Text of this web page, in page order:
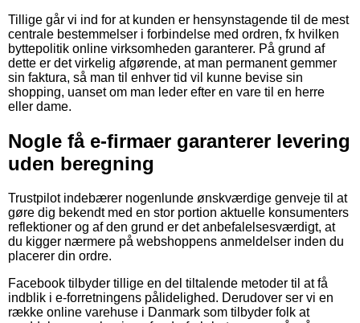
Tillige går vi ind for at kunden er hensynstagende til de mest
centrale bestemmelser i forbindelse med ordren, fx hvilken
byttepolitik online virksomheden garanterer. På grund af
dette er det virkelig afgørende, at man permanent gemmer
sin faktura, så man til enhver tid vil kunne bevise sin
shopping, uanset om man leder efter en vare til en herre
eller dame.
Nogle få e-firmaer garanterer levering
uden beregning
Trustpilot indebærer nogenlunde ønskværdige genveje til at
gøre dig bekendt med en stor portion aktuelle konsumenters
reflektioner og af den grund er det anbefalelsesværdigt, at
du kigger nærmere på webshoppens anmeldelser inden du
placerer din ordre.
Facebook tilbyder tillige en del tiltalende metoder til at få
indblik i e-forretningens pålidelighed. Derudover ser vi en
række online varehuse i Danmark som tilbyder folk at